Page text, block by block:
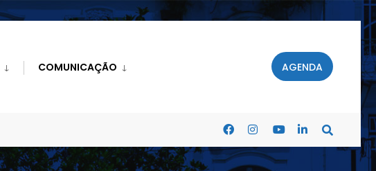
COMUNICAÇÃO AGENDA